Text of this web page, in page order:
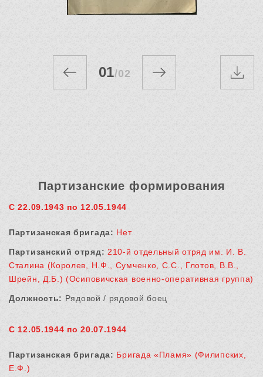
01/02
Партизанские формирования
С 22.09.1943 по 12.05.1944
Партизанская бригада: Нет
Партизанский отряд: 210-й отдельный отряд им. И. В.
Сталина (Королев, Н.Ф., Сумченко, С.С., Глотов, В.В.,
Шрейн, Д.Б.) (Осиповичская военно-оперативная группа)
Должность: Рядовой / рядовой боец
С 12.05.1944 по 20.07.1944
Партизанская бригада: Бригада «Пламя» (Филипских,
Е.Ф.)